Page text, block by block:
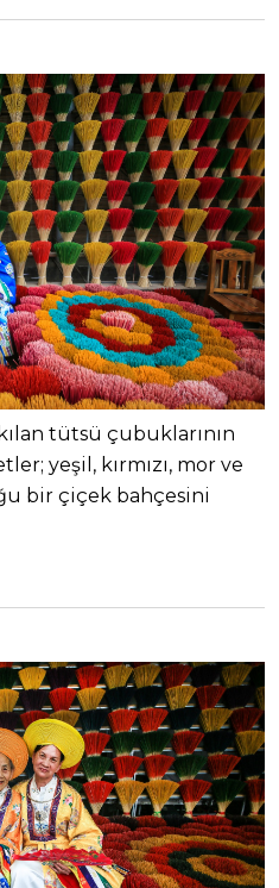
tütsü çubuklarının
yeşil, kırmızı, mor ve
bir çiçek bahçesini